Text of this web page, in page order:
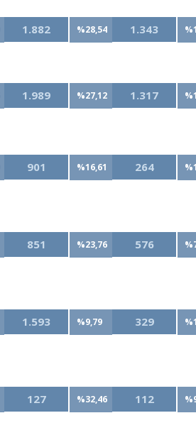
1.882 %28,54 1.343
1.989 %27,12 1.317
901 %16,61 264
851 %23,76 576
1.593 %9,79 329
127 %32,46 112